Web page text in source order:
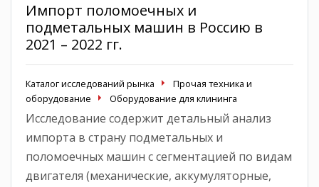
Импорт поломоечных и
подметальных машин в Россию в
2021 – 2022 гг.
Каталог исследований рынка
Прочая техника и
оборудование
Оборудование для клининга
Исследование содержит детальный анализ
импорта в страну подметальных и
поломоечных машин с сегментацией по видам
двигателя (механические, аккумуляторные,